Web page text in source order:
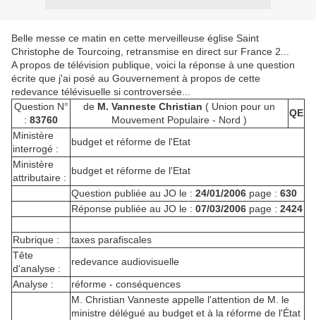
Belle messe ce matin en cette merveilleuse église Saint
Christophe de Tourcoing, retransmise en direct sur France 2...
A propos de télévision publique, voici la réponse à une question
écrite que j'ai posé au Gouvernement à propos de cette
redevance télévisuelle si controversée...
Question N°
: 83760
de M. Vanneste Christian ( Union pour un
Mouvement Populaire - Nord )
QE
Ministère
interrogé :
budget et réforme de l'Etat
Ministère
attributaire :
budget et réforme de l'Etat
Question publiée au JO le : 24/01/2006 page : 630
Réponse publiée au JO le : 07/03/2006 page : 2424
Rubrique :
taxes parafiscales
Tête
d'analyse :
redevance audiovisuelle
Analyse :
réforme - conséquences
M. Christian Vanneste appelle l'attention de M. le
ministre délégué au budget et à la réforme de l'État